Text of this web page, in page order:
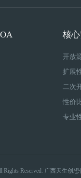
核
开放
扩展
二次
性价
专业
Rights Reserved. 广西天生创